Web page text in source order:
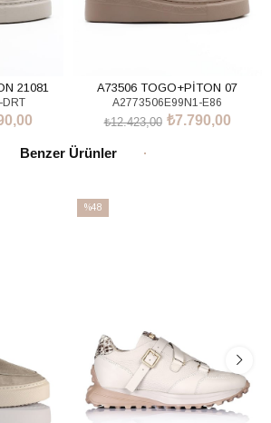
21081 A73506 TOGO+PİTON 07
A2773506E99N1-E86
₺7.790,00
₺12.423,00
Benzer Ürünler
%48